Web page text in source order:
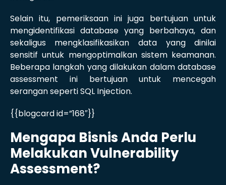
Selain itu, pemeriksaan ini juga bertujuan untuk
mengidentifikasi database yang berbahaya, dan
sekaligus mengklasifikasikan data yang dinilai
sensitif untuk mengoptimalkan sistem keamanan.
Beberapa langkah yang dilakukan dalam database
assessment ini bertujuan untuk mencegah
serangan seperti SQL Injection.
{{blogcard id=”168″}}
Mengapa Bisnis Anda Perlu
Melakukan Vulnerability
Assessment?